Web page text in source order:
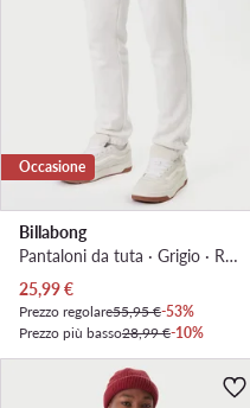
Occasione
Billabong
Pantaloni da tuta · Grigio · Regular Fit
Prezzo attuale
25,99€
Prezzo regolare55,95 €-53%
Prezzo più basso28,99 €-10%